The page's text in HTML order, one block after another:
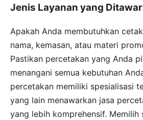
Jenis Layanan yang
Apakah Anda membutuhkan
nama, kemasan, atau materi
Pastikan percetakan yang Anda
menangani semua kebutuhan
percetakan memiliki spesialisasi
yang lain menawarkan jasa
yang lebih komprehensif. Memilih